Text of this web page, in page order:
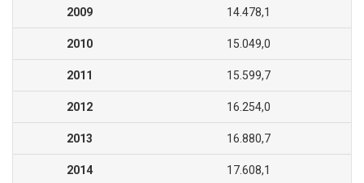
2009 14.478,1
2010 15.049,0
2011 15.599,7
2012 16.254,0
2013 16.880,7
2014 17.608,1